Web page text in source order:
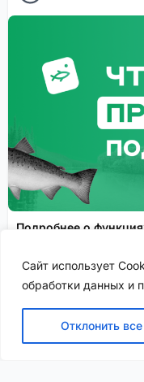
Сайт использует
обработки данных и
Отклонить все
Подробнее о